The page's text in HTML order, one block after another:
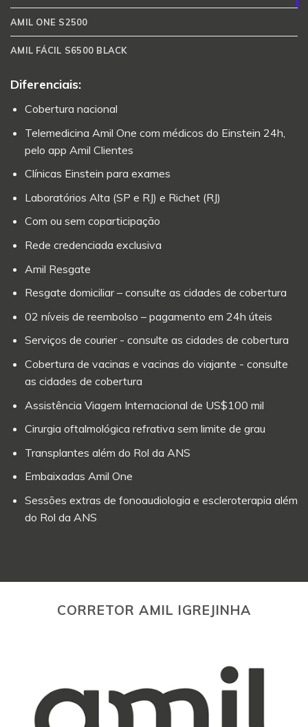
AMIL ONE S2500
AMIL FÁCIL S6500 BLACK
Diferenciais:
Cobertura nacional
Telemedicina Amil One com médicos do Einstein 24h,
pelo app Amil Clientes
Clínicas Einstein para exames
Laboratórios Alta (SP e RJ) e Richet (RJ)
Com ou sem coparticipação
Rede credenciada exclusiva
Amil Resgate
Resgate domiciliar – consulte as cidades de cobertura
02 níveis de reembolso – pagamento em 24h úteis
Serviços de courier - consulte as cidades de cobertura
Cobertura de vacinas e vacinas do viajante - consulte
as cidades de cobertura
Assistência Viagem Internacional de US$100 mil
Cirurgia oftalmológica refrativa sem limite de grau
Transplantes além do Rol da ANS
Embaixadas Amil One
Sessões extras de fonoaudiologia e escleroterapia além
do Rol da ANS
CORRETOR AMIL IGREJINHA